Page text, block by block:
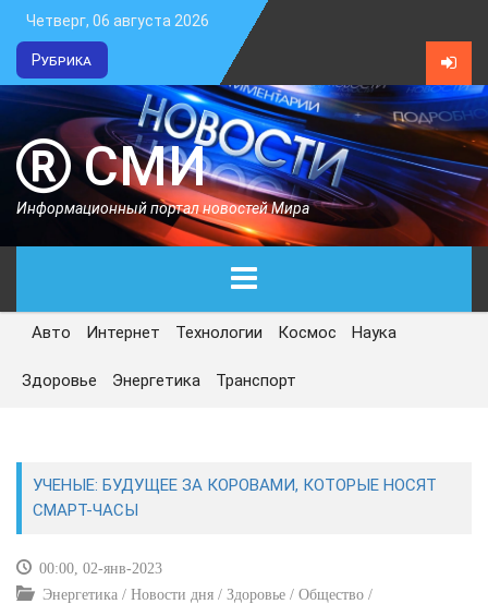
Четверг, 06 августа 2026
Рубрика
СМИ
Информационный портал новостей Мира
ГЛАВНАЯ
СЕГОДНЯ
ЭКОНОМИКА
Авто Интернет Технологии Космос Наука
Здоровье Энергетика Транспорт
УЧЕНЫЕ: БУДУЩЕЕ ЗА КОРОВАМИ, КОТОРЫЕ НОСЯТ
СМАРТ-ЧАСЫ
00:00, 02-янв-2023
Энергетика / Новости дня / Здоровье / Общество /